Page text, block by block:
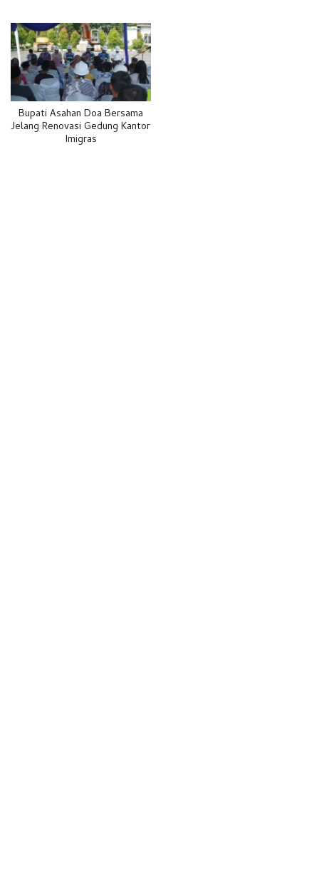
Bupati Asahan Doa Bersama
Jelang Renovasi Gedung Kantor
Imigras